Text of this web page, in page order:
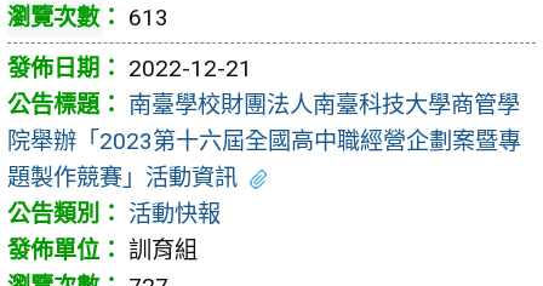
613
2022-12-21
南臺學校財團法人南臺科技大學商管學
院舉辦「2023第十六屆全國高中職經營企劃案暨專
題製作競賽」活動資訊
活動快報
訓育組